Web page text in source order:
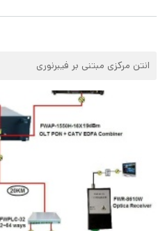
انتن مرکزی مبتنی بر فیبرنوری